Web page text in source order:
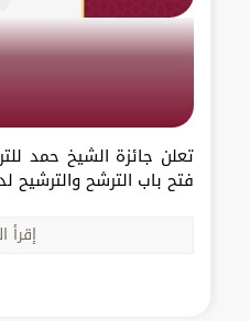
تعلن جائزة الشيخ حمد
فتح باب الترشح والترشيح لدورة عام
إقرأ